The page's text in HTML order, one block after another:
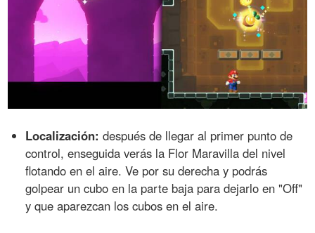
Localización: después de llegar al primer punto de
control, enseguida verás la Flor Maravilla del nivel
flotando en el aire. Ve por su derecha y podrás
golpear un cubo en la parte baja para dejarlo en "Off"
y que aparezcan los cubos en el aire.